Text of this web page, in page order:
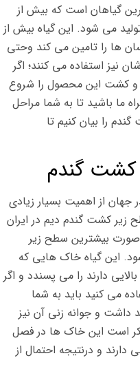
گیاهان است که بیش از
می شود. این گیاه بیش از
ها را تامین می کند وحتی
نیز استفاده می کنند؛ اگر
و کشت این محصول را شروع
ما باشید تا به شما مراحل
را بیان کنیم تا
جهان از اهمیت بسیار زیادی
زیر کشت گندم دیم در ایران
صورت بیشترین سطح زیر
این گیاه خاک هایی که
دارند را می پسندد و اگر
می کنید باید به شما
و جوانه زنی آن نیز
است این خاک ها در فصل
و درنتیجه احتمال از